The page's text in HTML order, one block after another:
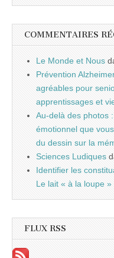
COMMENTAIRES
Le Monde et Nous
Prévention
agréables pour
apprentissages et
Au-delà des photos
émotionnel que
du dessin sur la
Sciences Ludiques
Identifier les
Le lait « à la loupe »
FLUX RSS